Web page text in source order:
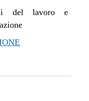
del lavoro e